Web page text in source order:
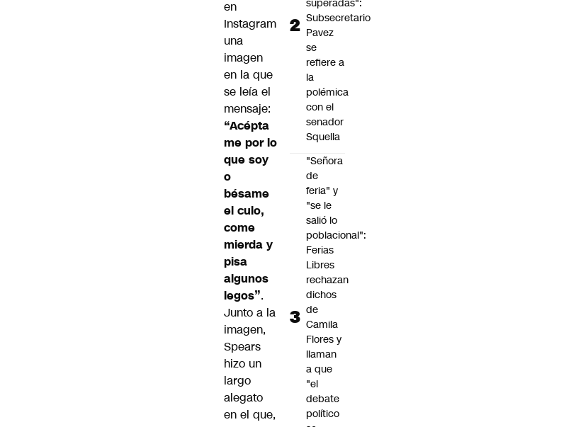
en
Instagram
una
imagen
en la que
se leía el
mensaje:
“Acépta
me por lo
que soy
o
bésame
el culo,
come
mierda y
pisa
algunos
legos”.
Junto a la
imagen,
Spears
hizo un
largo
alegato
en el que,
superadas":
Subsecretario
Pavez
se
refiere a
la
polémica
con el
senador
Squella
"Señora
de
feria" y
"se le
salió lo
poblacional":
Ferias
Libres
rechazan
dichos
de
Camila
Flores y
llaman
a que
"el
debate
político